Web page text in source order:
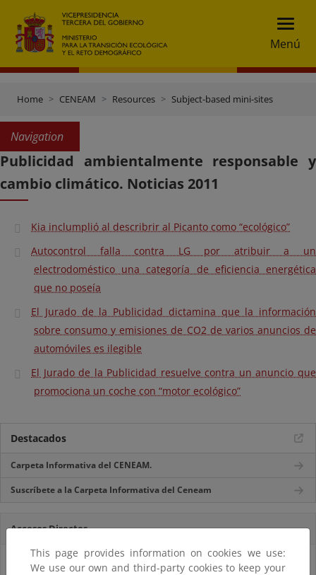
Menú
Home CENEAM Resources Subject-based mini-sites
Navigation
Publicidad ambientalmente responsable y
cambio climático. Noticias 2011
Kia inclumplió al describrir al Picanto como “ecológico”
Autocontrol falla contra LG por atribuir a un
electrodoméstico una categoría de eficiencia energética
que no poseía
El Jurado de la Publicidad dictamina que la información
sobre consumo y emisiones de CO2 de varios anuncios de
automóviles es ilegible
El Jurado de la Publicidad resuelve contra un anuncio que
promociona un coche con “motor ecológico”
Destacados
Carpeta Informativa del CENEAM.
Suscríbete a la Carpeta Informativa del Ceneam
Accesos Directos
This page provides information on cookies we use:
We use our own and third-party cookies to keep your